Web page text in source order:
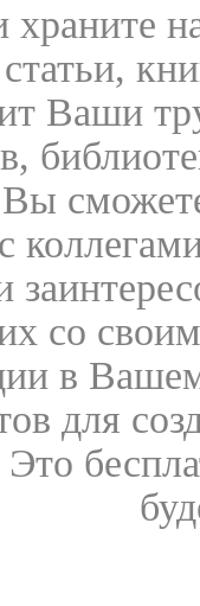
храните
Ваши
со
в
для